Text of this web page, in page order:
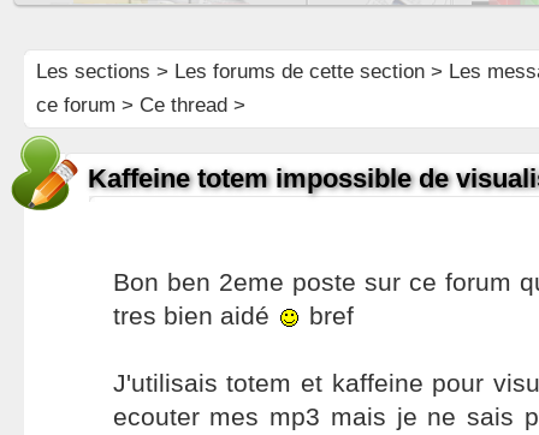
Les sections > Les forums de cette section> Les
ce forum > Ce thread >
Kaffeine totem impossible de
Bon ben 2eme poste sur ce forum
tres bien aidé
bref
J'utilisais totem et kaffeine pour
ecouter mes mp3 mais je ne sais